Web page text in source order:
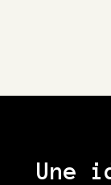
Une